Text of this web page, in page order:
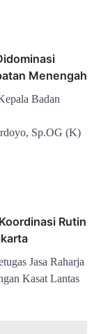
Menengah
Badan
Sp.OG (K)
Rutin
Jasa Raharja
Kasat Lantas